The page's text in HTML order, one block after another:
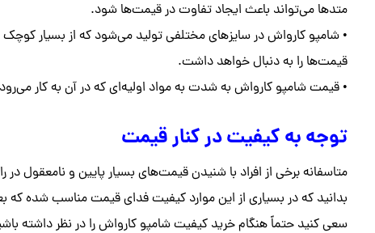
متدها می‌تواند باعث ایجاد تفاوت در قیمت‌ها شود.
• شامپو کارواش در سایزهای مختلفی تولید می‌شود که از بسیار کوچک
قیمت‌ها را به دنبال خواهد داشت.
• قیمت شامپو کارواش به شدت به مواد اولیه‌ای که در آن به کار
توجه به کیفیت در کنار قیمت
متاسفانه برخی از افراد با شنیدن قیمت‌های بسیار پایین و نامعقول
بدانید که در بسیاری از این موارد کیفیت فدای قیمت مناسب شده
سعی کنید حتماً هنگام خرید کیفیت شامپو کارواش را در نظر داشته